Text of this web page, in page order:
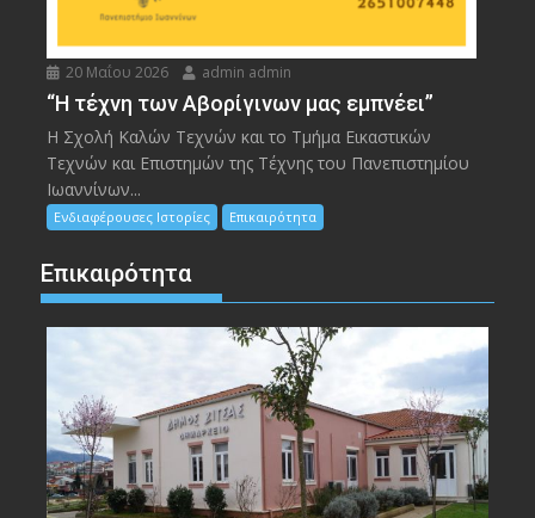
20 Μαΐου 2026 admin admin
“Η τέχνη των Αβορίγινων μας εμπνέει”
Η Σχολή Καλών Τεχνών και το Τμήμα Εικαστικών
Τεχνών και Επιστημών της Τέχνης του Πανεπιστημίου
Ιωαννίνων...
Ενδιαφέρουσες Ιστορίες Επικαιρότητα
Επικαιρότητα